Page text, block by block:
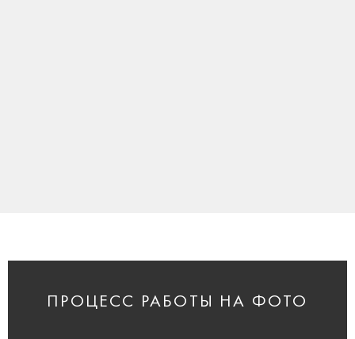
ПРОЦЕСС РАБОТЫ НА ФОТО